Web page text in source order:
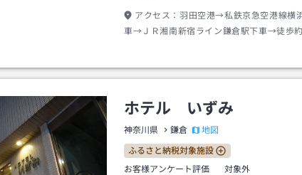
アクセス： 羽田空港→私鉄京急空港線横
車→ＪＲ湘南新宿ライン鎌倉駅下車→徒歩
ホテル いずみ
神奈川県 鎌倉 地図
ふるさと納税対象施設
お客様アンケート評価
対象外